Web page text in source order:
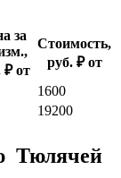
за
₽ от
Стоимость,
руб. ₽ от
1600
19200
Тюлячей